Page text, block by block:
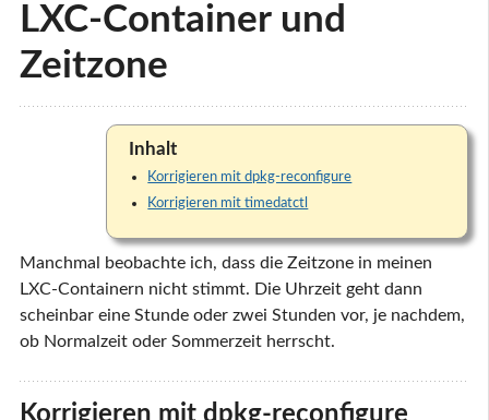
LXC-Container und
Zeitzone
Inhalt
Korrigieren mit dpkg-reconfigure
Korrigieren mit timedatctl
Manchmal beobachte ich, dass die Zeitzone in meinen
LXC-Containern nicht stimmt. Die Uhrzeit geht dann
scheinbar eine Stunde oder zwei Stunden vor, je nachdem,
ob Normalzeit oder Sommerzeit herrscht.